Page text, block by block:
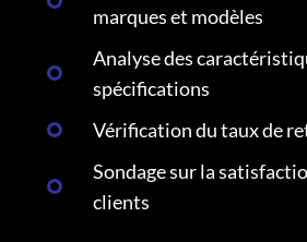
marques et modèles
Analyse des
spécifications
Vérification du taux de
Sondage sur la
clients